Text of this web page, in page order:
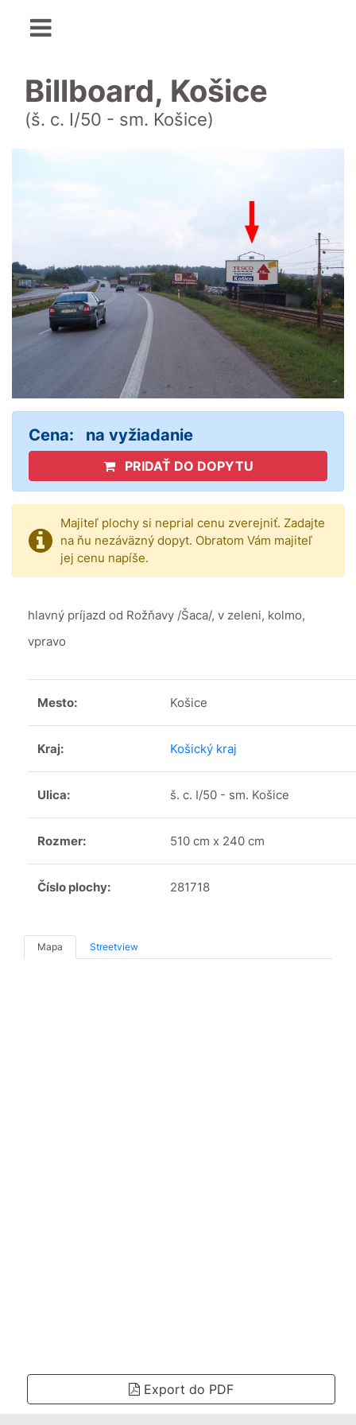
Billboard, Košice
(š. c. I/50 - sm. Košice)
Cena: na vyžiadanie
PRIDAŤ DO DOPYTU
Majiteľ plochy si neprial cenu zverejniť. Zadajte
na ňu nezáväzný dopyt. Obratom Vám majiteľ
jej cenu napíše.
hlavný príjazd od Rožňavy /Šaca/, v zeleni, kolmo,
vpravo
Mesto: Košice
Kraj: Košický kraj
Ulica: š. c. I/50 - sm. Košice
Rozmer: 510 cm x 240 cm
Číslo plochy: 281718
Mapa Streetview
Export do PDF